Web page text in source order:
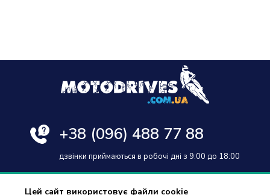
Цей сайт використовує файли cookie
+38 (096) 488 77 88
дзвінки приймаються в робочі дні з 9:00 до 18:00